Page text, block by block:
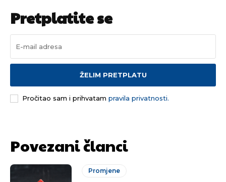
Pretplatite se
ŽELIM PRETPLATU
Pročitao sam i prihvatam pravila privatnosti.
Povezani članci
Promjene